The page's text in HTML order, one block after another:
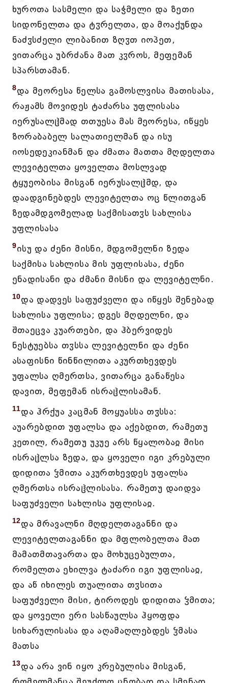
ხუროთა სასმელი და საჭმელი და ზეთი
სიდონელთა და ტჳრელთა, და მოაქუნდა
ნაძჳსძელი ლიბანით ზღჳთ იოპეთ,
ვითარცა უბრძანა მათ კჳროს, მეფემან
სპარსთამან.
8და მეორესა წელსა გამოსლვისა მათისასა,
რაჟამს მოვიდეს ტაძარსა უფლისასა
იერუსალჱმად თთუესა მას მეორესა, იწყეს
ზორაბაბელ სალათიელმან და ისუ
იოსედეკიანმან და ძმათა მათთა მღდელთა
ლევიტელთა ყოველთა მოსლვად
ტყუეობისა მისგან იერუსალჱმდ, და
დაადგინებდეს ლევიტელთა ოც წლითგან
ზედამდგომელად საქმისათჳს სახლისა
უფლისასა
9ისუ და ძენი მისნი, მდგომელნი ზედა
საქმისა სახლისა მის უფლისასა, ძენი
ენადისანი და ძმანი მისნი და ლევიტელნი.
10და დადვეს საფუძველი და იწყეს შენებად
სახლისა უფლისა; დგეს მღდელნი, და
შთაეცვა კუართები, და ჰბერვიდეს
ნესტუებსა თჳსსა ლევიტელნი და ძენი
ასაფისნი წინწილითა აკურთხევდეს
უფალსა ღმერთსა, ვითარცა განაწესა
დავით, მეფემან ისრაჱლისამან.
11და ჰრქუა კაცმან მოყუასსა თჳსსა:
აუარებდით უფალსა და აქებდით, რამეთუ
კეთილ, რამეთუ უკუე არს წყალობაჲ მისი
ისრაჱლსა ზედა, და ყოველი იგი კრებული
დიდითა ჴმითა აკურთხევდეს უფალსა
ღმერთსა ისრაჱლისასა. რამეთუ დაიდვა
საფუძველი სახლისა უფლისაჲ.
12და მრავალნი მღდელთაგანნი და
ლევიტელთაგანნი და მფლობელთა მათ
მამათმთავართა და მოხუცებულთა,
რომელთა ეხილვა ტაძარი იგი უფლისაჲ,
და აწ იხილეს თუალითა თჳსითა
საფუძველი მისი, ტიროდეს დიდითა ჴმითა;
და ყოველი ერი სასწაულსა ჰყოფდა
სიხარულისასა და აღამაღლებდეს ჴმასა
მათსა
13და არა ვინ იყო კრებულისა მისგან,